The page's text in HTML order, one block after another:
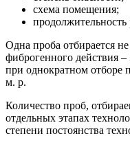
схема помещения;
продолжительность
Одна проба отбирается
фиброгенного действия
при однократном
м. р.
Количество проб,
отдельных этапах
степени постоянства